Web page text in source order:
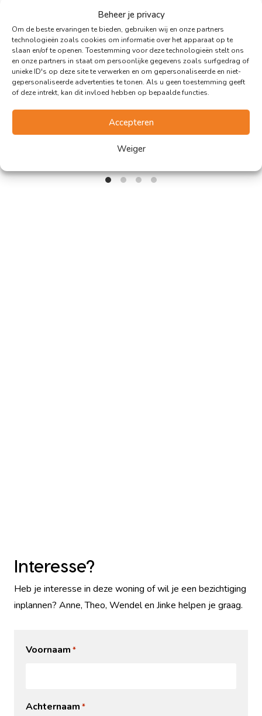
Beheer je privacy
Om de beste ervaringen te bieden, gebruiken wij en onze partners
technologieën zoals cookies om informatie over het apparaat op te
slaan en/of te openen. Toestemming voor deze technologieën stelt ons
en onze partners in staat om persoonlijke gegevens zoals surfgedrag of
unieke ID's op deze site te verwerken en om gepersonaliseerde en niet-
gepersonaliseerde advertenties te tonen. Als u geen toestemming geeft
of deze intrekt, kan dit invloed hebben op bepaalde functies.
Accepteren
Weiger
Interesse?
Heb je interesse in deze woning of wil je een bezichtiging
inplannen? Anne, Theo, Wendel en Jinke helpen je graag.
Voornaam *
Achternaam *